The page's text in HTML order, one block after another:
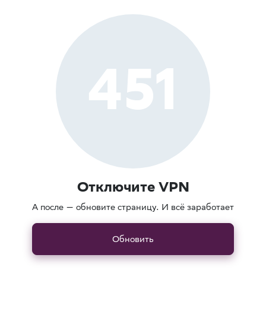
451
Отключите VPN
А после — обновите страницу. И всё заработает
Обновить